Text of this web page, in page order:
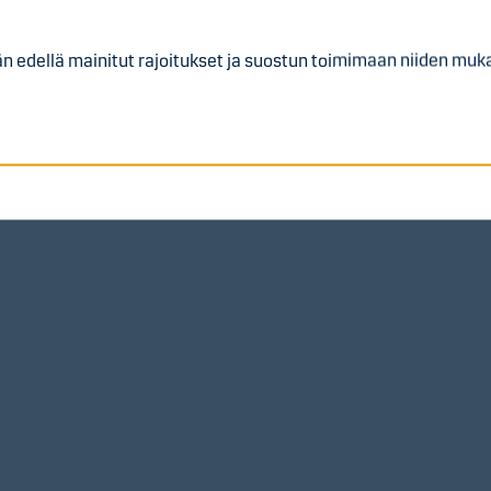
Uusilla Osakkeilla Helsingin Pörssissä alkaa (arviolta)
edellä mainitut rajoitukset ja suostun toimimaan niiden